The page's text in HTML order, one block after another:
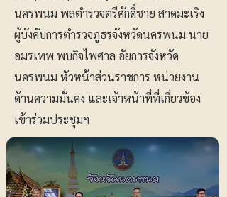
นครพนม พลตำรวจตรีศักดิ์ชาย สาดมะเริง
ผู้บังคับการตำรวจภูธรจังหวัดนครพนม นาย
อมรเทพ พบกิจไพศาล อัยการจังหวัด
นครพนม หัวหน้าส่วนราชการ หน่วยงาน
ด้านความมั่นคง และเจ้าหน้าที่ที่เกี่ยวข้อง
เข้าร่วมประชุมฯ